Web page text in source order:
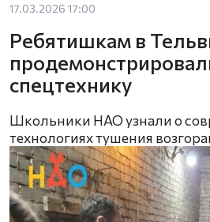
17.03.2026 17:00
Ребятишкам в
спецтехнику
Школьники НАО узнали о
технологиях тушения